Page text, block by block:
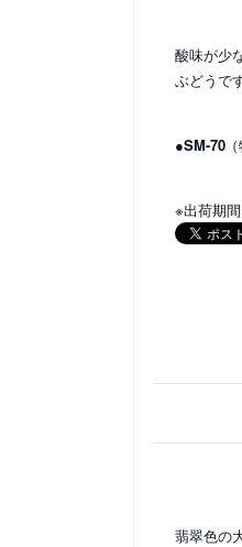
酸味が少
ぶどうで
●SM-70
※出荷期
翡翠色の